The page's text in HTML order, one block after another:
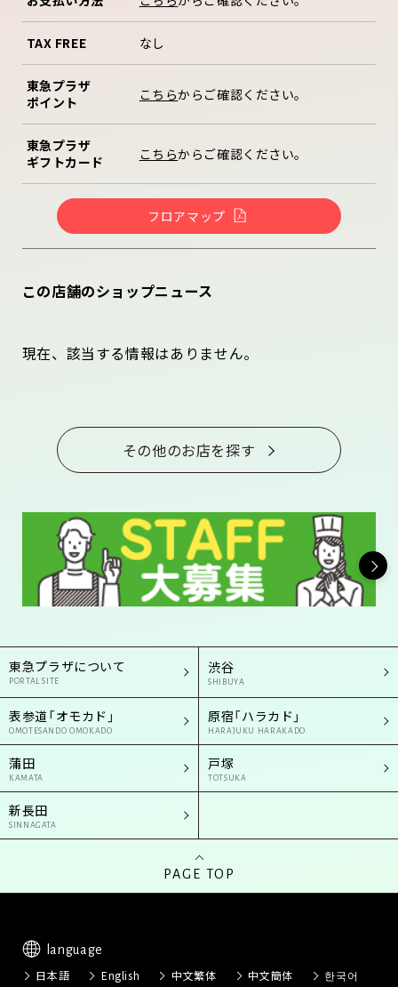
TAX FREE なし
東急プラザ
ポイント
こちらからご確認ください。
東急プラザ
ギフトカード
こちらからご確認ください。
フロアマップ
この店舗のショップニュース
現在、該当する情報はありません。
その他のお店を探す
東急プラザについて
PORTAL SITE
渋谷
SHIBUYA
表参道「オモカド」
OMOTESANDO OMOKADO
原宿「ハラカド」
HARAJUKU HARAKADO
蒲田
KAMATA
戸塚
TOTSUKA
新長田
SINNAGATA
PAGE TOP
language
日本語 English 中文繁体 中文簡体 한국어